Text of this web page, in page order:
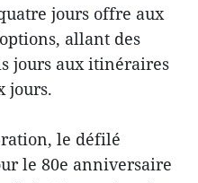
jours offre aux
allant des
jours aux itinéraires
jours.
le défilé
le 80e anniversaire